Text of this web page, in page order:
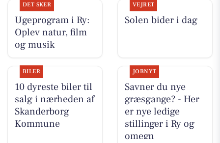
DET SKER
Ugeprogram i Ry:
Oplev natur, film
og musik
VEJRET
Solen bider i dag
BILER
10 dyreste biler til
salg i nærheden af
Skanderborg
Kommune
JOBNYT
Savner du nye
græsgange? - Her
er nye ledige
stillinger i Ry og
omegn